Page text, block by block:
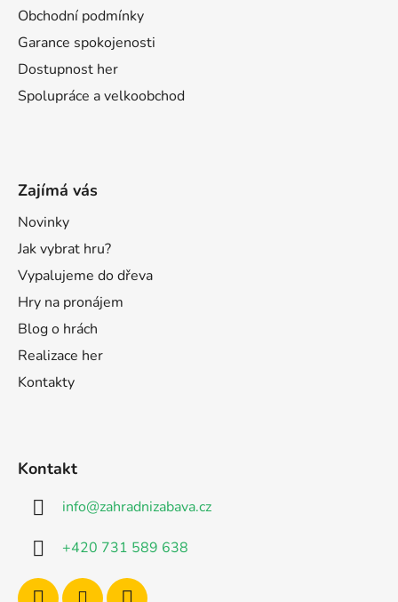
Obchodní podmínky
Garance spokojenosti
Dostupnost her
Spolupráce a velkoobchod
Zajímá vás
Novinky
Jak vybrat hru?
Vypalujeme do dřeva
Hry na pronájem
Blog o hrách
Realizace her
Kontakty
Kontakt
info@zahradnizabava.cz
+420 731 589 638